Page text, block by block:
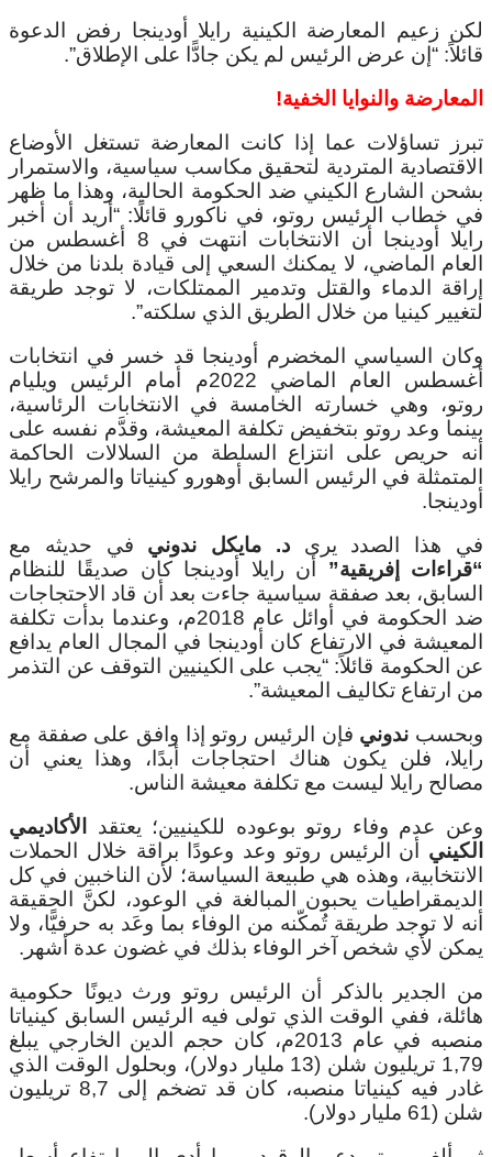
لكن زعيم المعارضة الكينية رايلا أودينجا رفض الدعوة
قائلاً: “إن عرض الرئيس لم يكن جادًّا على الإطلاق”.
المعارضة والنوايا الخفية!
تبرز تساؤلات عما إذا كانت المعارضة تستغل الأوضاع
الاقتصادية المتردية لتحقيق مكاسب سياسية، والاستمرار
بشحن الشارع الكيني ضد الحكومة الحالية، وهذا ما ظهر
في خطاب الرئيس روتو، في ناكورو قائلًا: “أريد أن أخبر
رايلا أودينجا أن الانتخابات انتهت في 8 أغسطس من
العام الماضي، لا يمكنك السعي إلى قيادة بلدنا من خلال
إراقة الدماء والقتل وتدمير الممتلكات، لا توجد طريقة
لتغيير كينيا من خلال الطريق الذي سلكته”.
وكان السياسي المخضرم أودينجا قد خسر في انتخابات
أغسطس العام الماضي 2022م أمام الرئيس ويليام
روتو، وهي خسارته الخامسة في الانتخابات الرئاسية،
بينما وعد روتو بتخفيض تكلفة المعيشة، وقدَّم نفسه على
أنه حريص على انتزاع السلطة من السلالات الحاكمة
المتمثلة في الرئيس السابق أوهورو كينياتا والمرشح رايلا
أودينجا.
في هذا الصدد يرى
د. مايكل ندوني
في حديثه مع
“قراءات إفريقية”أن رايلا أودينجا كان صديقًا للنظام
السابق، بعد صفقة سياسية جاءت بعد أن قاد الاحتجاجات
ضد الحكومة في أوائل عام 2018م، وعندما بدأت تكلفة
المعيشة في الارتفاع كان أودينجا في المجال العام يدافع
عن الحكومة قائلاً: “يجب على الكينيين التوقف عن التذمر
من ارتفاع تكاليف المعيشة”.
وبحسبندونيفإن الرئيس روتو إذا وافق على صفقة مع
رايلا، فلن يكون هناك احتجاجات أبدًا، وهذا يعني أن
مصالح رايلا ليست مع تكلفة معيشة الناس.
وعن عدم وفاء روتو بوعوده للكينيين؛ يعتقد
الأكاديمي
الكيني أن الرئيس روتو وعد وعودًا براقة خلال الحملات
الانتخابية، وهذه هي طبيعة السياسة؛ لأن الناخبين في كل
الديمقراطيات يحبون المبالغة في الوعود، لكنَّ الحقيقة
أنه لا توجد طريقة تُمكّنه من الوفاء بما وعَد به حرفيًّا، ولا
يمكن لأي شخص آخر الوفاء بذلك في غضون عدة أشهر.
من الجدير بالذكر أن الرئيس روتو ورث ديونًا حكومية
هائلة، ففي الوقت الذي تولى فيه الرئيس السابق كينياتا
منصبه في عام 2013م، كان حجم الدين الخارجي يبلغ
1,79 تريليون شلن (13 مليار دولار)، وبحلول الوقت الذي
غادر فيه كينياتا منصبه، كان قد تضخم إلى 8,7 تريليون
شلن (61 مليار دولار).